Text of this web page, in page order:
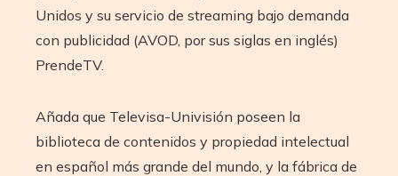
Unidos y su servicio de streaming bajo demanda
con publicidad (AVOD, por sus siglas en inglés)
PrendeTV.
Añada que Televisa-Univisión poseen la
biblioteca de contenidos y propiedad intelectual
en español más grande del mundo, y la fábrica de